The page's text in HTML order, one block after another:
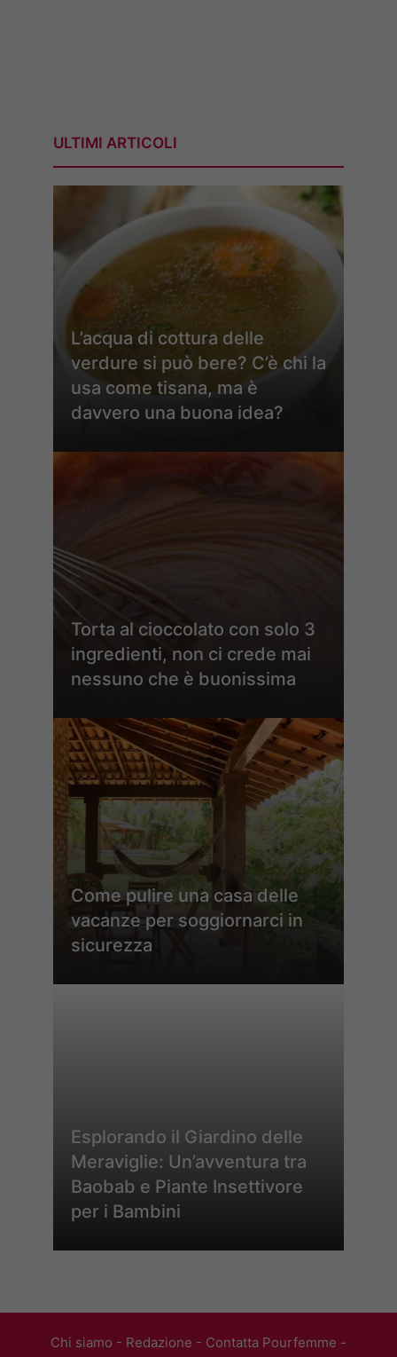
ULTIMI ARTICOLI
L’acqua di cottura delle
verdure si può bere? C’è chi la
usa come tisana, ma è
davvero una buona idea?
Torta al cioccolato con solo 3
ingredienti, non ci crede mai
nessuno che è buonissima
Come pulire una casa delle
vacanze per soggiornarci in
sicurezza
Esplorando il Giardino delle
Meraviglie: Un’avventura tra
Baobab e Piante Insettivore
per i Bambini
Chi siamo - Redazione - Contatta Pourfemme -